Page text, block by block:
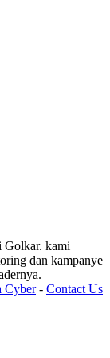
Golkar. kami
dan kampanye
Cyber- Contact Us